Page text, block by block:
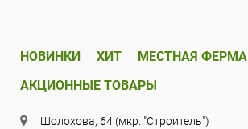
НОВИНКИ ХИТ
МЕСТНАЯ ФЕРМА
АКЦИОННЫЕ ТОВАРЫ
Шолохова, 64 (мкр. "Строитель")